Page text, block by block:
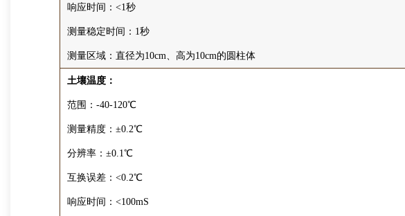
响应时间：<1秒
测量稳定时间：1秒
测量区域：直径为10cm、高为10cm的圆柱体
土壤温度：
范围：-40-120℃
测量精度：±0.2℃
分辨率：±0.1℃
互换误差：<0.2℃
响应时间：<100mS